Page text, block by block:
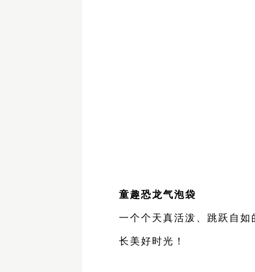
童趣恐龙气泡袋
一个个 天真活泼 跳跃自如
长美好时光！